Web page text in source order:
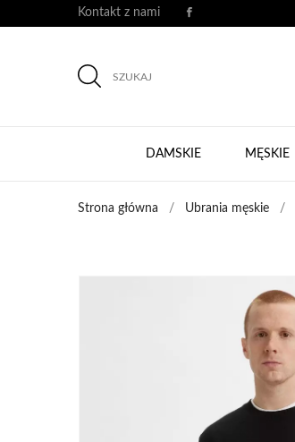
Kontakt z nami
SZUKAJ
DAMSKIE MĘSKIE
Strona główna Ubrania męskie